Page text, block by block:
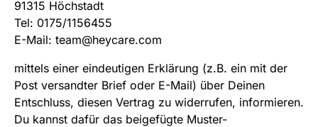
91315 Höchstadt
Tel: 0175/1156455
E-Mail: team@heycare.com
mittels einer eindeutigen Erklärung (z.B. ein mit der
Post versandter Brief oder E-Mail) über Deinen
Entschluss, diesen Vertrag zu widerrufen, informieren.
Du kannst dafür das beigefügte Muster-